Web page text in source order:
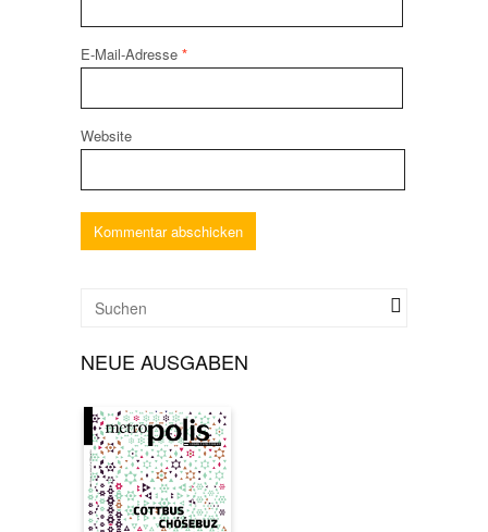
E-Mail-Adresse *
Website
NEUE AUSGABEN